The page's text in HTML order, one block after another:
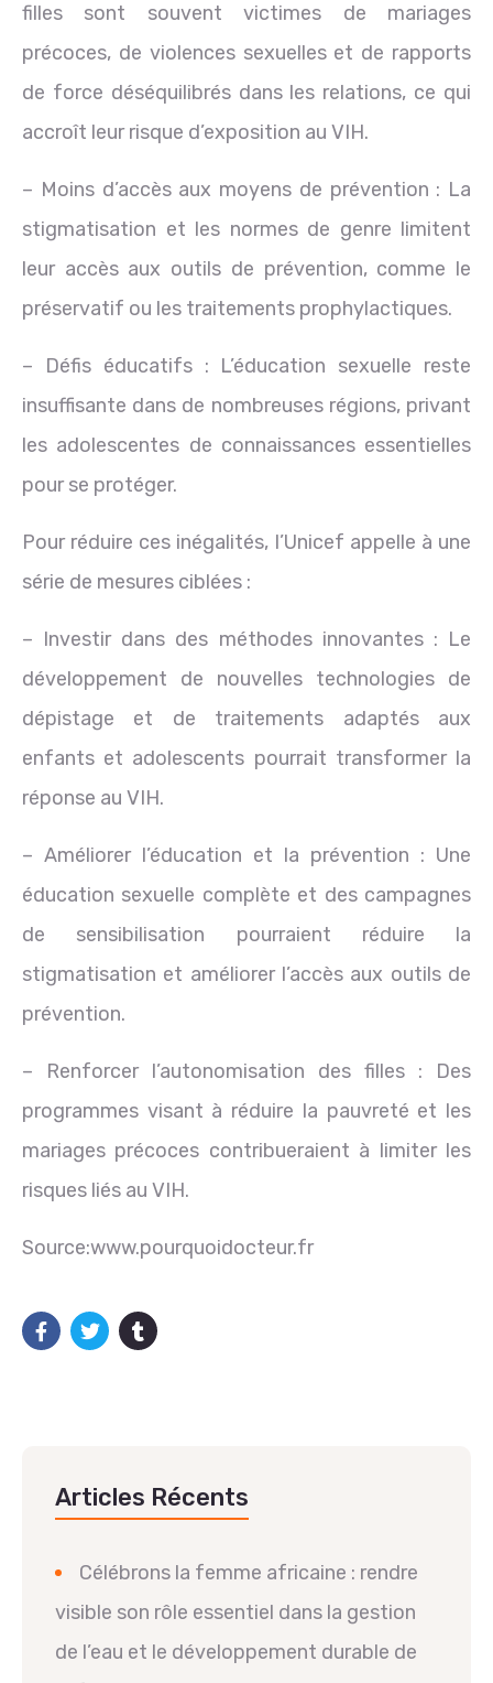
filles sont souvent victimes de mariages
précoces, de violences sexuelles et de rapports
de force déséquilibrés dans les relations, ce qui
accroît leur risque d’exposition au VIH.
– Moins d’accès aux moyens de prévention : La
stigmatisation et les normes de genre limitent
leur accès aux outils de prévention, comme le
préservatif ou les traitements prophylactiques.
– Défis éducatifs : L’éducation sexuelle reste
insuffisante dans de nombreuses régions, privant
les adolescentes de connaissances essentielles
pour se protéger.
Pour réduire ces inégalités, l’Unicef appelle à une
série de mesures ciblées :
– Investir dans des méthodes innovantes : Le
développement de nouvelles technologies de
dépistage et de traitements adaptés aux
enfants et adolescents pourrait transformer la
réponse au VIH.
– Améliorer l’éducation et la prévention : Une
éducation sexuelle complète et des campagnes
de sensibilisation pourraient réduire la
stigmatisation et améliorer l’accès aux outils de
prévention.
– Renforcer l’autonomisation des filles : Des
programmes visant à réduire la pauvreté et les
mariages précoces contribueraient à limiter les
risques liés au VIH.
Source:www.pourquoidocteur.fr
Articles Récents
Célébrons la femme africaine : rendre
visible son rôle essentiel dans la gestion
de l’eau et le développement durable de